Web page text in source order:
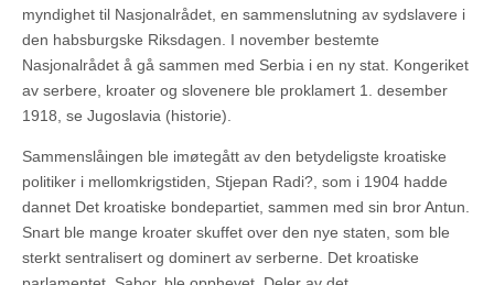
myndighet til Nasjonalrådet, en sammenslutning av sydslavere i
den habsburgske Riksdagen. I november bestemte
Nasjonalrådet å gå sammen med Serbia i en ny stat. Kongeriket
av serbere, kroater og slovenere ble proklamert 1. desember
1918, se Jugoslavia (historie).
Sammenslåingen ble imøtegått av den betydeligste kroatiske
politiker i mellomkrigstiden, Stjepan Radi?, som i 1904 hadde
dannet Det kroatiske bondepartiet, sammen med sin bror Antun.
Snart ble mange kroater skuffet over den nye staten, som ble
sterkt sentralisert og dominert av serberne. Det kroatiske